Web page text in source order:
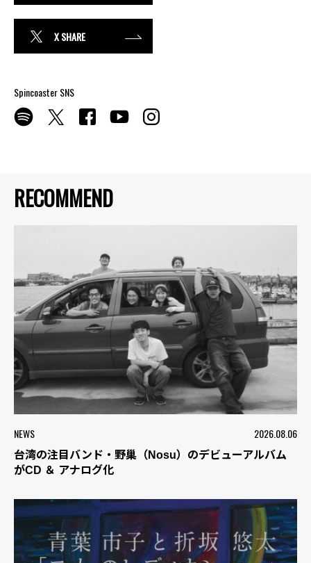
RECOMMEND
NEWS 2026.08.06
台湾の注目バンド・野巢（Nosu）のデビューアルバム
がCD ＆ アナログ化
X SHARE
Spincoaster SNS